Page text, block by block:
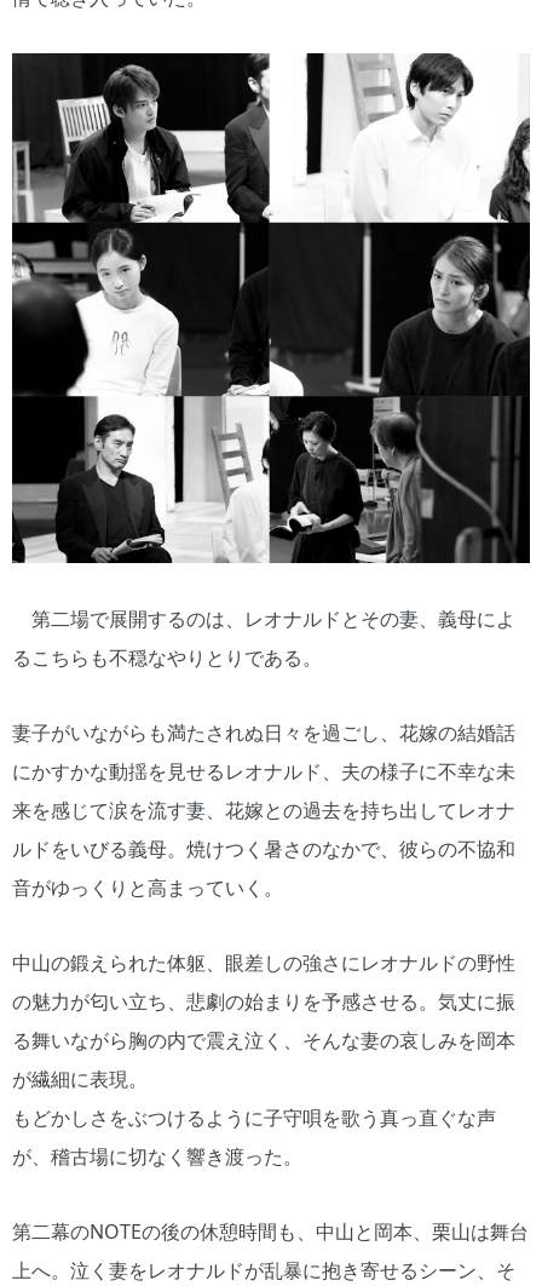
第二場で展開するのは、レオナルドとその妻、義母によ
るこちらも不穏なやりとりである。
妻子がいながらも満たされぬ日々を過ごし、花嫁の結婚話
にかすかな動揺を見せるレオナルド、夫の様子に不幸な未
来を感じて涙を流す妻、花嫁との過去を持ち出してレオナ
ルドをいびる義母。焼けつく暑さのなかで、彼らの不協和
音がゆっくりと高まっていく。
中山の鍛えられた体躯、眼差しの強さにレオナルドの野性
の魅力が匂い立ち、悲劇の始まりを予感させる。気丈に振
る舞いながら胸の内で震え泣く、そんな妻の哀しみを岡本
が繊細に表現。
もどかしさをぶつけるように子守唄を歌う真っ直ぐな声
が、稽古場に切なく響き渡った。
第二幕のNOTEの後の休憩時間も、中山と岡本、栗山は舞台
上へ。泣く妻をレオナルドが乱暴に抱き寄せるシーン、そ